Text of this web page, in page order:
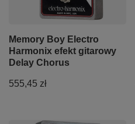
Memory Boy Electro
Harmonix efekt gitarowy
Delay Chorus
555,45 zł